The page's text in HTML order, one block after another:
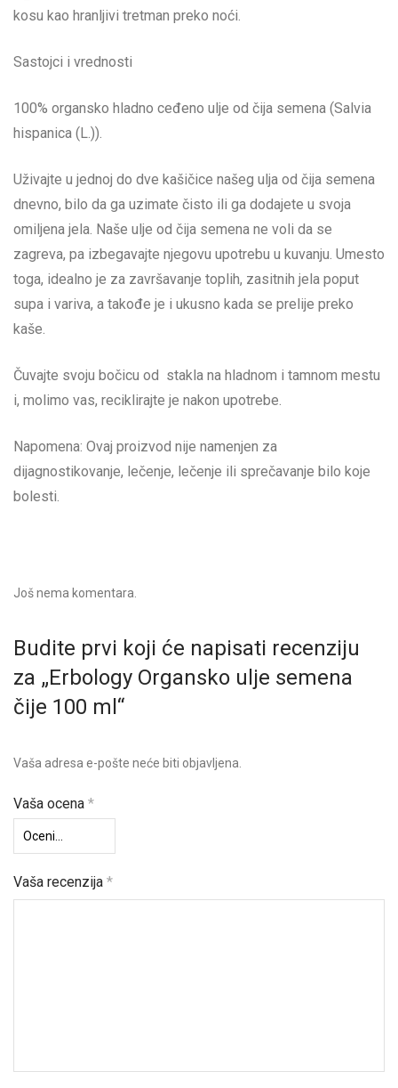
kosu kao hranljivi tretman preko noći.
Sastojci i vrednosti
100% organsko hladno ceđeno ulje od čija semena (Salvia
hispanica (L.)).
Uživajte u jednoj do dve kašičice našeg ulja od čija semena
dnevno, bilo da ga uzimate čisto ili ga dodajete u svoja
omiljena jela. Naše ulje od čija semena ne voli da se
zagreva, pa izbegavajte njegovu upotrebu u kuvanju. Umesto
toga, idealno je za završavanje toplih, zasitnih jela poput
supa i variva, a takođe je i ukusno kada se prelije preko
kaše.
Čuvajte svoju bočicu od stakla na hladnom i tamnom mestu
i, molimo vas, reciklirajte je nakon upotrebe.
Napomena: Ovaj proizvod nije namenjen za
dijagnostikovanje, lečenje, lečenje ili sprečavanje bilo koje
bolesti.
Još nema komentara.
Budite prvi koji će napisati recenziju
za „Erbology Organsko ulje semena
čije 100 ml“
Vaša adresa e-pošte neće biti objavljena.
Vaša ocena *
Vaša recenzija *